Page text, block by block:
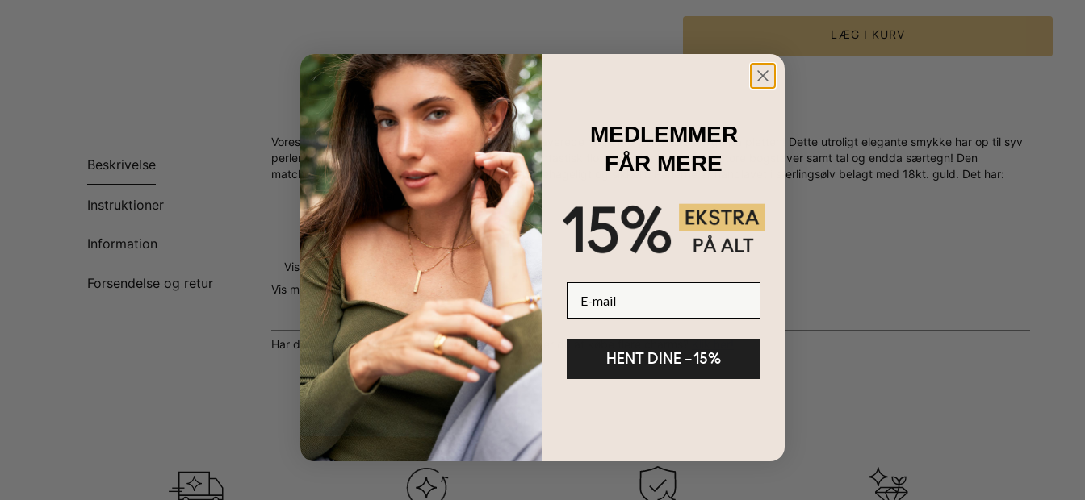
LÆG I KURV
Beskrivelse
Instruktioner
Information
Forsendelse og retur
Vores Flettet brunt læderarmbånd til mænd med graverede ringe i forgyldt sølv er lige på pletten! Dette utroligt elegante smykke har op til syv
perler, der alle kan tilpasses på bestilling med en fantastisk flot skrift der har små og store bogstaver samt tal og endda særtegn! Den
matchende lås sørger for armbåndet sidder både behageligt og sikkert. Perlerne er håndlavet i sterlingsølv belagt med 18kt. guld. Det har:
Op til 10 perler
1 inskription per perle
Skrift med specielle tegn & tal
Armbånd af flettet brunt læder
Vis mere
DERFOR VIL HAN ELSKE DET:
Dette armbånd kan tilpasses på utallige måder! Han vil sætte pris på din betænksomhed og elske dette utrolige armbånds betydning.
FLERE MULIGHEDER:
Dette armbånd fås også isterlingsølvog18kt. guld vermeil. Alle tre slags fås også med sort læderarmbånd. Se
mænd . Vi har noget for enhver smag!
Vis mere Vis mindre
Har du allerede en halskæde / et armbånd, og ønsker du at købe flere charms?
MEDLEMMER
FÅR MERE
HENT DINE –15%